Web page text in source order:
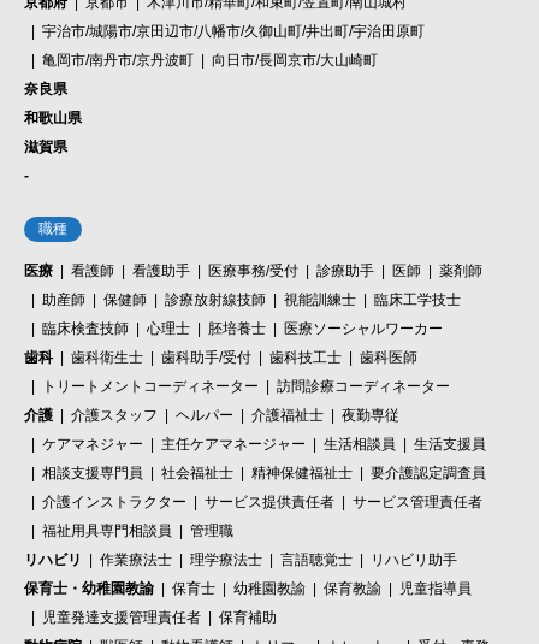
宇治市/城陽市/京田辺市/八幡市/久御山町/井出町/宇治田原町
亀岡市/南丹市/京丹波町
向日市/長岡京市/大山崎町
奈良県
和歌山県
滋賀県
-
職種
医療 看護師 看護助手 医療事務/受付 診療助手 医師
薬剤師
助産師
保健師 診療放射線技師 視能訓練士
臨床工学技士
臨床検査技師
心理士 胚培養士
医療ソーシャルワーカー
歯科
歯科衛生士 歯科助手/受付 歯科技工士
歯科医師
トリートメントコーディネーター
訪問診療コーディネーター
介護
介護スタッフ ヘルパー 介護福祉士
夜勤専従
ケアマネジャー
主任ケアマネージャー 生活相談員
生活支援員
相談支援専門員
社会福祉士 精神保健福祉士
要介護認定調査員
介護インストラクター
サービス提供責任者
サービス管理責任者
福祉用具専門相談員
管理職
リハビリ
作業療法士 理学療法士 言語聴覚士
リハビリ助手
保育士・幼稚園教諭
保育士 幼稚園教諭 保育教諭
児童指導員
児童発達支援管理責任者
保育補助